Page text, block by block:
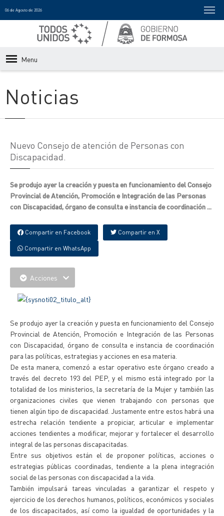
06 de Agosto de 2026
Menu
Noticias
Nuevo Consejo de atención de Personas con
Discapacidad.
Se produjo ayer la creación y puesta en funcionamiento del Consejo
Provincial de Atención, Promoción e Integración de las Personas
con Discapacidad, órgano de consulta e instancia de coordinación ...
Compartir en Facebook Compartir en X
Compartir en WhatsApp
Acciones
Se produjo ayer la creación y puesta en funcionamiento del Consejo
Provincial de Atención, Promoción e Integración de las Personas
con Discapacidad, órgano de consulta e instancia de coordinación
para las políticas, estrategias y acciones en esa materia.
De esta manera, comenzó a estar operativo este órgano creado a
través del decreto 193 del PEP, y el mismo está integrado por la
totalidad de los ministerios, la secretaría de la Mujer y también las
organizaciones civiles que vienen trabajando con personas que
tienen algún tipo de discapacidad. Justamente entre estos habrá una
estrecha relación tendiente a propiciar, articular e implementar
acciones tendientes a modificar, mejorar y fortalecer el desarrollo
integral de las personas discapacitadas.
Entre sus objetivos están el de proponer políticas, acciones o
estrategias públicas coordinadas, tendiente a la plena integración
social de las personas con discapacidad a la vida.
También impulsará tareas vinculadas a garantizar el respeto y
ejercicio de los derechos humanos, políticos, económicos y sociales
de los discapacitados, así como la igualdad de oportunidades y la